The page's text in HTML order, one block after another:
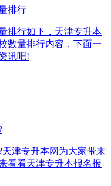
排行
排行如下，天津专升本
数量排行内容，下面一
讯吧!
天津专升本网为大家带来
看看天津专升本报名报